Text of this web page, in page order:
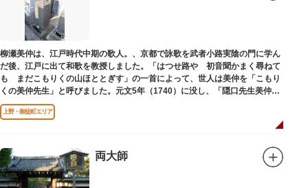
柳瀬美仲は、江戸時代中期の歌人。、京都で詠歌を武者小路実陰の門に学ん
だ後、江戸に出て和歌を教授しました。「はつせ路や 初音聞かまく尋ねて
も まだこもりくの山ほととぎす」の一首によって、世人は美仲を「こもり
くの美仲先生」と呼びました。元文5年（1740）に没し、「隠口先生美仲甫
之墓」と刻まれた墓が教證寺（きょうしょうじ）にあります。
上野・御徒町エリア
両大師